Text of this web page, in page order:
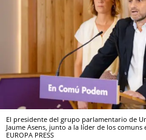
El presidente del grupo parlamentario de
Jaume Asens, junto a la líder de los comuns
EUROPA PRESS